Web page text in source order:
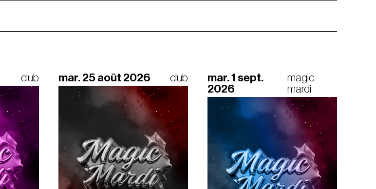
club mar. 25 août 2026 club
mar. 1 sept.
2026
magic
mardi